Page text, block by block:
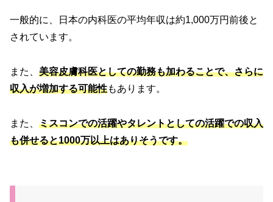
一般的に、日本の内科医の平均年収は約1,000万円前後と
されています。
また、 美容皮膚科医としての勤務も加わることで、さらに
収入が増加する可能性もあります。
また、 ミスコンでの活躍やタレントとしての活躍での収入
も併せると1000万以上はありそうです。